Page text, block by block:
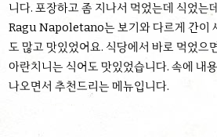
니다. 포장하고 좀 지나서 먹었는데 식었는
Ragu Napoletano는 보기와 다르게 간이
도 많고 맛있었어요. 식당에서 바로 먹었으
아란치니는 식어도 맛있었습니다. 속에 내
나오면서 추천드리는 메뉴입니다.